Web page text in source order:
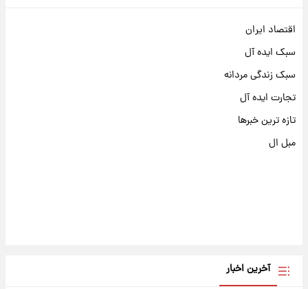
اقتصاد ایران
سبک ایده آل
سبک زندگی مردانه
تجارت ایده آل
تازه ترین خبرها
مبل ال
آخرین اخبار